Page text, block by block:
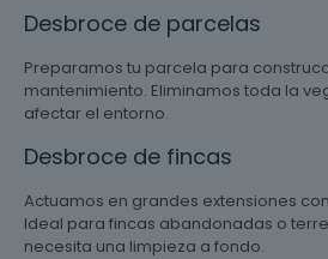
Desbroce de parcelas
Preparamos tu parcela para
mantenimiento. Eliminamos toda la
afectar el entorno.
Desbroce de fincas
Actuamos en grandes extensiones
Ideal para fincas abandonadas o
necesita una limpieza a fondo.